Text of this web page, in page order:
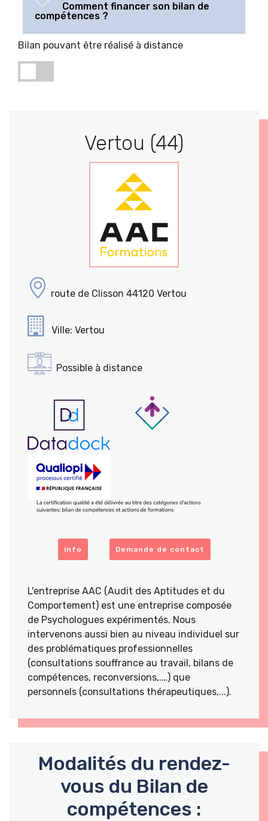
Comment financer son bilan de
compétences ?
Bilan pouvant être réalisé à distance
Vertou (44)
route de Clisson 44120 Vertou
Ville: Vertou
Possible à distance
info Demande de contact
L'entreprise AAC (Audit des Aptitudes et du
Comportement) est une entreprise composée
de Psychologues expérimentés. Nous
intervenons aussi bien au niveau individuel sur
des problématiques professionnelles
(consultations souffrance au travail, bilans de
compétences, reconversions,.…) que
personnels (consultations thérapeutiques,...).
Modalités du rendez-
vous du Bilan de
compétences :